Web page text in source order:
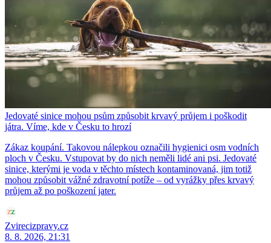
Jedovaté sinice mohou psům způsobit krvavý průjem i poškodit
játra. Víme, kde v Česku to hrozí
Zákaz koupání. Takovou nálepkou označili hygienici osm vodních
ploch v Česku. Vstupovat by do nich neměli lidé ani psi. Jedovaté
sinice, kterými je voda v těchto místech kontaminovaná, jim totiž
mohou způsobit vážné zdravotní potíže – od vyrážky přes krvavý
průjem až po poškození jater.
Zvirecizpravy.cz
8. 8. 2026, 21:31